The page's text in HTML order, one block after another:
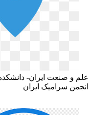
و صنعت ایران-
سرامیک ایران